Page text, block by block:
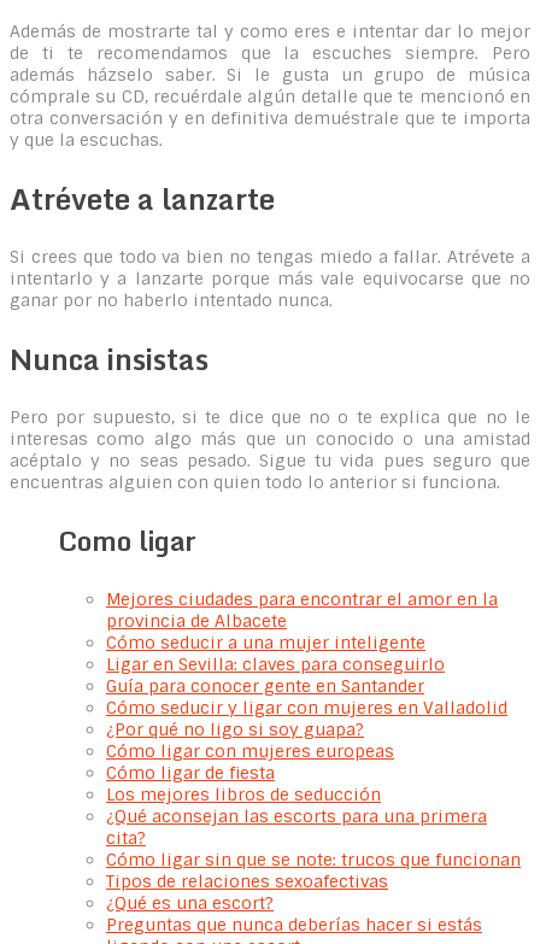
Además de mostrarte tal y como eres e intentar dar lo mejor
de ti te recomendamos que la escuches siempre. Pero
además házselo saber. Si le gusta un grupo de música
cómprale su CD, recuérdale algún detalle que te mencionó en
otra conversación y en definitiva demuéstrale que te importa
y que la escuchas.
Atrévete a lanzarte
Si crees que todo va bien no tengas miedo a fallar. Atrévete a
intentarlo y a lanzarte porque más vale equivocarse que no
ganar por no haberlo intentado nunca.
Nunca insistas
Pero por supuesto, si te dice que no o te explica que no le
interesas como algo más que un conocido o una amistad
acéptalo y no seas pesado. Sigue tu vida pues seguro que
encuentras alguien con quien todo lo anterior si funciona.
Como ligar
Mejores ciudades para encontrar el amor en la
provincia de Albacete
Cómo seducir a una mujer inteligente
Ligar en Sevilla: claves para conseguirlo
Guía para conocer gente en Santander
Cómo seducir y ligar con mujeres en Valladolid
¿Por qué no ligo si soy guapa?
Cómo ligar con mujeres europeas
Cómo ligar de fiesta
Los mejores libros de seducción
¿Qué aconsejan las escorts para una primera
cita?
Cómo ligar sin que se note: trucos que funcionan
Tipos de relaciones sexoafectivas
¿Qué es una escort?
Preguntas que nunca deberías hacer si estás